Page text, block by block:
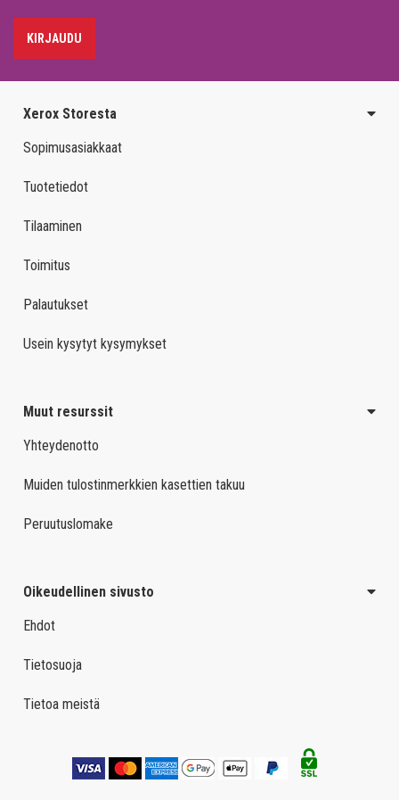
KIRJAUDU
Xerox Storesta
Sopimusasiakkaat
Tuotetiedot
Tilaaminen
Toimitus
Palautukset
Usein kysytyt kysymykset
Muut resurssit
Yhteydenotto
Muiden tulostinmerkkien kasettien takuu
Peruutuslomake
Oikeudellinen sivusto
Ehdot
Tietosuoja
Tietoa meistä